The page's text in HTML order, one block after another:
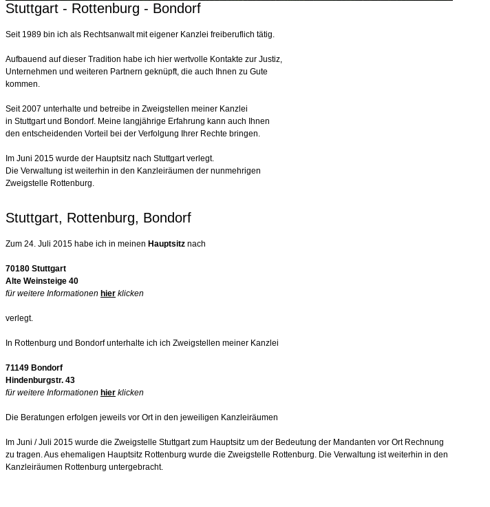
Stuttgart - Rottenburg - Bondorf
Seit 1989 bin ich als Rechtsanwalt mit eigener Kanzlei freiberuflich tätig.
Aufbauend auf dieser Tradition habe ich hier wertvolle Kontakte zur Justiz,
Unternehmen und weiteren Partnern geknüpft, die auch Ihnen zu Gute
kommen.
Seit 2007 unterhalte und betreibe in Zweigstellen meiner Kanzlei
in Stuttgart und Bondorf. Meine langjährige Erfahrung kann auch Ihnen
den entscheidenden Vorteil bei der Verfolgung Ihrer Rechte bringen.
Im Juni 2015 wurde der Hauptsitz nach Stuttgart verlegt.
Die Verwaltung ist weiterhin in den Kanzleiräumen der nunmehrigen
Zweigstelle Rottenburg.
Stuttgart, Rottenburg, Bondorf
Zum 24. Juli 2015 habe ich in meinen Hauptsitz nach
70180 Stuttgart
Alte Weinsteige 40
für weitere Informationen hier klicken
verlegt.
In Rottenburg und Bondorf unterhalte ich ich Zweigstellen meiner Kanzlei
71149 Bondorf
Hindenburgstr. 43
für weitere Informationen hier klicken
Die Beratungen erfolgen jeweils vor Ort in den jeweiligen Kanzleiräumen
Im Juni / Juli 2015 wurde die Zweigstelle Stuttgart zum Hauptsitz um der Bedeutung der Mandanten vor Ort Rechnung
zu tragen. Aus ehemaligen Hauptsitz Rottenburg wurde die Zweigstelle Rottenburg. Die Verwaltung ist weiterhin in den
Kanzleiräumen Rottenburg untergebracht.